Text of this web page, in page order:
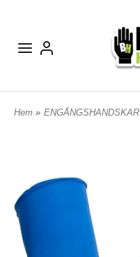
Hem » ENGÅNGSHANDSKAR